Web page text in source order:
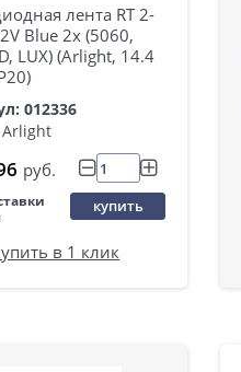
лента RT 2-
Blue 2x (5060,
LUX) (Arlight, 14.4
012336
руб.
купить
в 1 клик